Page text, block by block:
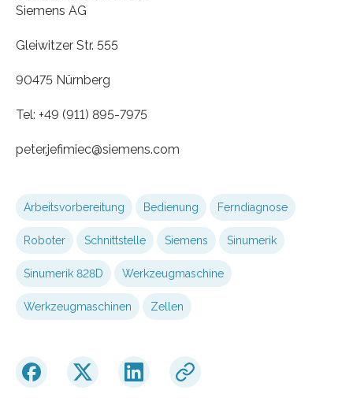
Siemens AG
Gleiwitzer Str. 555
90475 Nürnberg
Tel: +49 (911) 895-7975
peter.jefimiec​@siemens.com
Arbeitsvorbereitung Bedienung Ferndiagnose
Roboter Schnittstelle Siemens Sinumerik
Sinumerik 828D Werkzeugmaschine
Werkzeugmaschinen Zellen